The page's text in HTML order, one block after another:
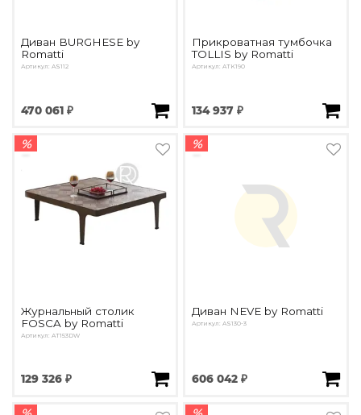
Диван BURGHESE by
Romatti
Артикул: AS112
470 061 ₽
Прикроватная тумбочка
TOLLIS by Romatti
Артикул: ATK190
134 937 ₽
%
Журнальный столик
FOSCA by Romatti
Артикул: AT153DW
129 326 ₽
%
Диван NEVE by Romatti
Артикул: AS130-3
606 042 ₽